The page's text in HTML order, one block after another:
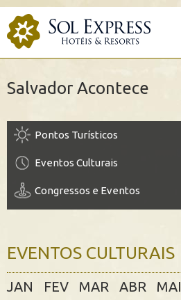
Salvador Acontece
Pontos Turísticos
Eventos Culturais
Congressos e Eventos
EVENTOS CULTURAIS
JAN FEV MAR ABR MAI